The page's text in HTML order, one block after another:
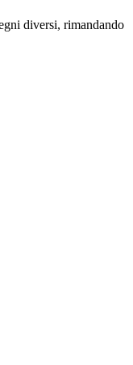
diversi, rimandando